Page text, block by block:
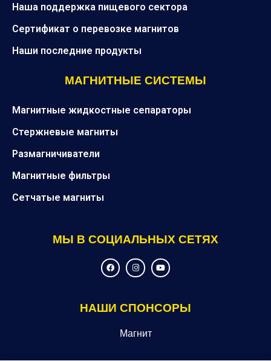
Наша поддержка пищевого сектора
Сертификат о перевозке магнитов
Наши последние продукты
МАГНИТНЫЕ СИСТЕМЫ
Магнитные жидкостные сепараторы
Стержневые магниты
Размагничиватели
Магнитные фильтры
Сетчатые магниты
МЫ В СОЦИАЛЬНЫХ СЕТЯХ
F
a
c
o
o
I
n
s
g
r
Y
o
u
b
e
НАШИ СПОНСОРЫ
Магнит